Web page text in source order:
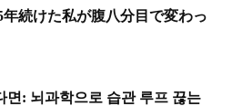
続けた私が腹八分目で変わっ
면: 뇌과학으로 습관 루프 끊는